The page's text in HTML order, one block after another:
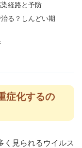
経路と予防
る？しんどい期
症化するの
く見られるウイルス